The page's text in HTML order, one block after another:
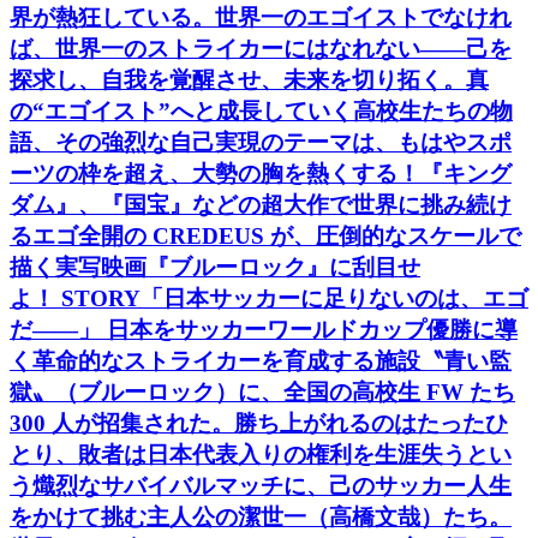
界が熱狂している。世界一のエゴイストでなけれ
ば、世界一のストライカーにはなれない――己を
探求し、自我を覚醒させ、未来を切り拓く。真
の“エゴイスト”へと成長していく高校生たちの物
語、その強烈な自己実現のテーマは、もはやスポ
ーツの枠を超え、大勢の胸を熱くする！『キング
ダム』、『国宝』などの超大作で世界に挑み続け
るエゴ全開の CREDEUS が、圧倒的なスケールで
描く実写映画『ブルーロック』に刮目せ
よ！ STORY「日本サッカーに足りないのは、エゴ
だ――」 日本をサッカーワールドカップ優勝に導
く革命的なストライカーを育成する施設〝青い監
獄〟（ブルーロック）に、全国の高校生 FW たち
300 人が招集された。勝ち上がれるのはたったひ
とり、敗者は日本代表入りの権利を生涯失うとい
う熾烈なサバイバルマッチに、己のサッカー人生
をかけて挑む主人公の潔世一（高橋文哉）たち。